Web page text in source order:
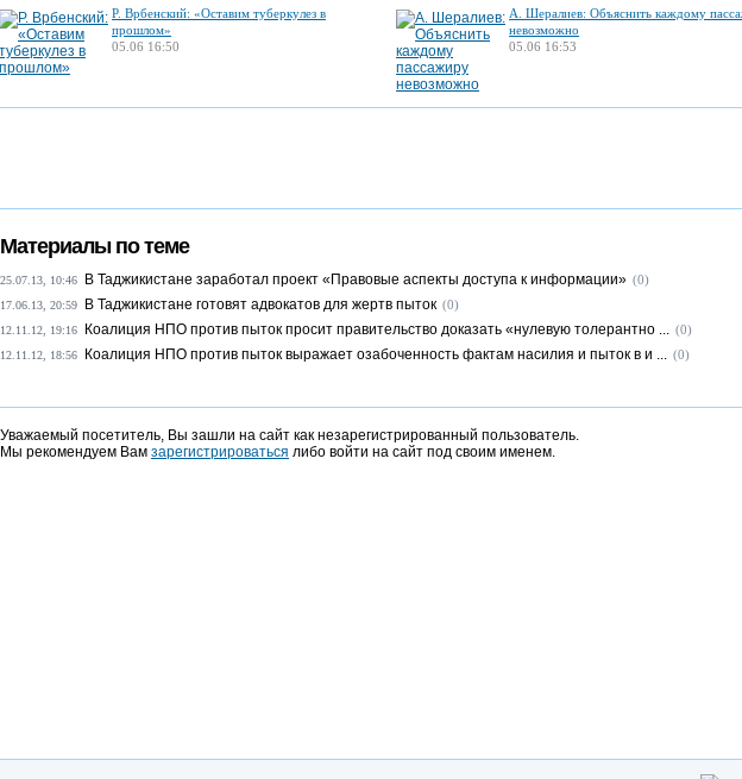
Р. Врбенский: «Оставим туберкулез в
прошлом»
05.06 16:50
А. Шералиев: Объяснить каждому
невозможно
05.06 16:53
Материалы по теме
25.07.13, 10:46 В Таджикистане заработал проект «Правовые аспекты доступа к информации» (0)
17.06.13, 20:59 В Таджикистане готовят адвокатов для жертв пыток (0)
12.11.12, 19:16 Коалиция НПО против пыток просит правительство доказать «нулевую толерантно ... (0)
12.11.12, 18:56 Коалиция НПО против пыток выражает озабоченность фактам насилия и пыток в и ... (0)
Уважаемый посетитель, Вы зашли на сайт как незарегистрированный пользователь.
Мы рекомендуем Вам зарегистрироваться либо войти на сайт под своим именем.